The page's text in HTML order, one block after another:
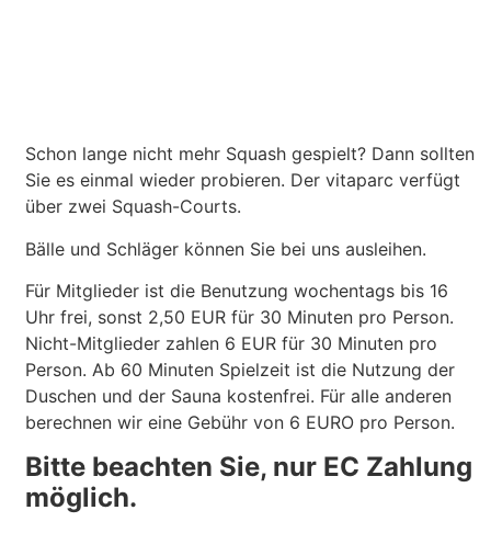
Schon lange nicht mehr Squash gespielt? Dann sollten
Sie es einmal wieder probieren. Der vitaparc verfügt
über zwei Squash-Courts.
Bälle und Schläger können Sie bei uns ausleihen.
Für Mitglieder ist die Benutzung wochentags bis 16
Uhr frei, sonst 2,50 EUR für 30 Minuten pro Person.
Nicht-Mitglieder zahlen 6 EUR für 30 Minuten pro
Person. Ab 60 Minuten Spielzeit ist die Nutzung der
Duschen und der Sauna kostenfrei. Für alle anderen
berechnen wir eine Gebühr von 6 EURO pro Person.
Bitte beachten Sie, nur EC Zahlung
möglich.